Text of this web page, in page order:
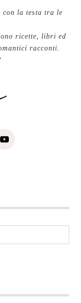
con la testa tra le
ricette, libri ed
racconti.